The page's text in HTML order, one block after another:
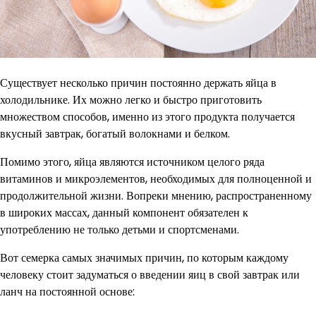
Существует несколько причин постоянно держать яйца в
холодильнике. Их можно легко и быстро приготовить
множеством способов, именно из этого продукта получается
вкусный завтрак, богатый волокнами и белком.
Помимо этого, яйца являются источником целого ряда
витаминов и микроэлементов, необходимых для полноценной и
продолжительной жизни. Вопреки мнению, распространенному
в широких массах, данный компонент обязателен к
употреблению не только детьми и спортсменами.
Вот семерка самых значимых причин, по которым каждому
человеку стоит задуматься о введении яиц в свой завтрак или
ланч на постоянной основе: